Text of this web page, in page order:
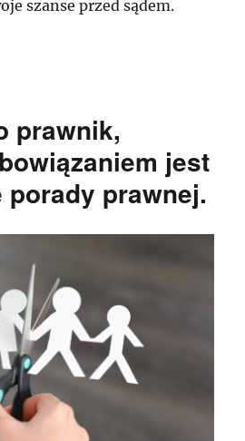
szanse przed sądem.
prawnik,
jest
prawnej.